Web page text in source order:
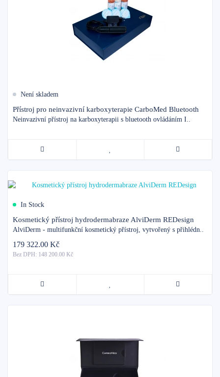
Není skladem
Přístroj pro neinvazivní karboxyterapie CarboMed Bluetooth
Neinvazivní přístroj na karboxyterapii s bluetooth ovládáním I..
In Stock
Kosmetický přístroj hydrodermabraze AlviDerm REDesign
AlviDerm - multifunkční kosmetický přístroj, vytvořený s přihlédn..
179 322.00 Kč
Bez DPH: 148 200.00 Kč